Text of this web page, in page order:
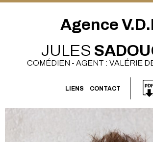
Agence
JULES
COMÉDIEN - AGENT : VALÉRIE
LIENS CONTACT